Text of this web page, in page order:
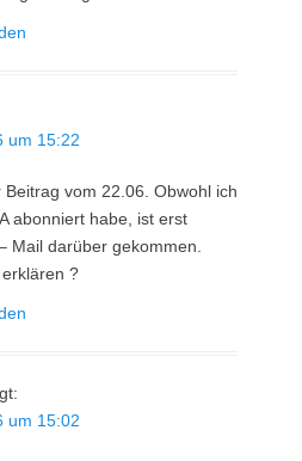
um 15:22
vom 22.06. Obwohl ich
abonniert habe, ist erst
Mail darüber gekommen.
?
um 15:02